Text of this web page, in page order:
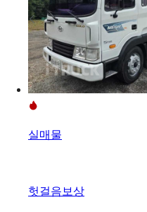
실매물
헛걸음보상